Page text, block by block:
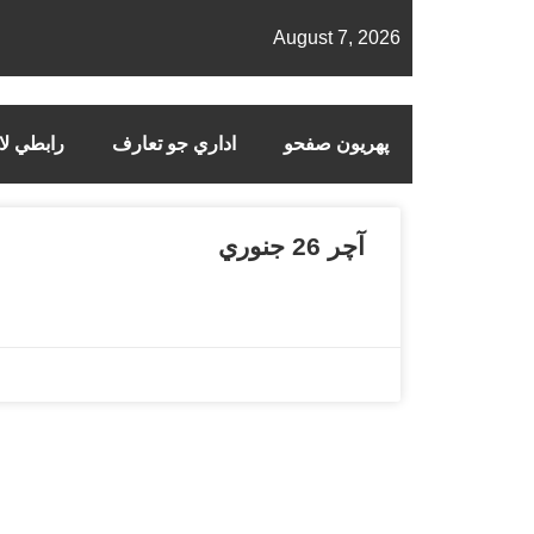
August 7, 2026
پهريون صفحو اداري جو تعارف رابطي
آچر 26 جنوري